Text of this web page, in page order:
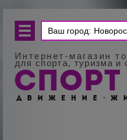
Ваш город:
Интернет-магазин
для спорта, туризма и